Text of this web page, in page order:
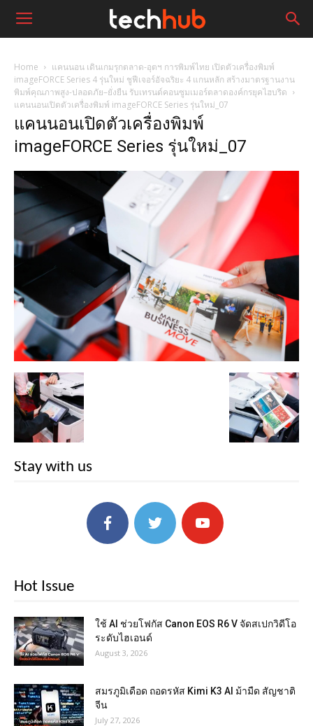
Home
แคนนอน เดินเกมรุกตลาด-อุตฯ การพิมพ์ไทย เปิดตัวเครื่องพิมพ์
imageFORCE Series 4 รุ่นใหม่ ชูฟีเจอร์อัจฉริยะ 4 แกนหลัก สร้างมาตรฐานงาน
พิมพ์คุณภาพสูง-ปลอดภัย–ยั่งยืน รับเทรนด์คอนซูมเมอร์ตลาดองค์กรยุคไฮบริด
แคนนอนเปิดตัวเครื่องพิมพ์ imageFORCE Series รุ่นใหม่_07
แคนนอนเปิดตัวเครื่องพิมพ์
imageFORCE Series รุ่นใหม่_07
Stay with us
Hot Issue
ใช้ AI ช่วยโฟกัส Canon EOS R6 V จัดสเปกวิดีโอ
ระดับไฮเอนด์
August 3, 2026
สมรภูมิเดือด ถอดรหัส Kimi K3 AI ม้ามืด สัญชาติ
จีน
July 27, 2026